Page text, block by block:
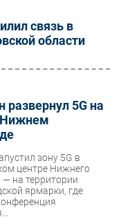
связь в
области
5G на
зону 5G в
центре Нижнего
на территории
ярмарки, где